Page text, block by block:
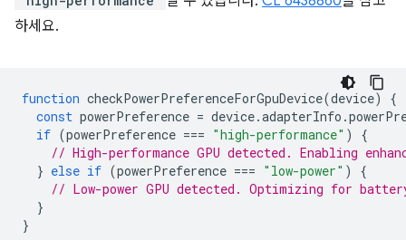
하세요.
function checkPowerPreferenceForGpuDevice(device)
{
const powerPreference = device.adapterInfo .
if (powerPreference === "high-performance" )
{
// High-performance GPU detected. Enabling
} else if (powerPreference === "low-power" )
{
// Low-power GPU detected. Optimizing for
}
}